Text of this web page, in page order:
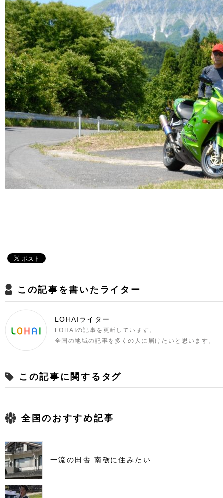
この記事を書いたライター
LOHAIライター
LOHAIの記事を更新しています。
全国の地域の記事を多くの人に届けたいと思います。
この記事に関するタグ
全国のおすすめ記事
一流の田舎 南砺に住みたい